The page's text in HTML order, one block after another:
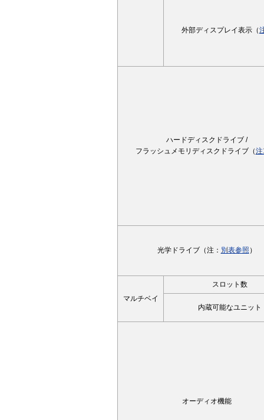
外部ディスプレイ表示（
ハードディスクドライブ /
フラッシュメモリディスクドライブ（
光学ドライブ（注： 別表参照 ）
マルチベイ
スロット数
内蔵可能なユニット
オーディオ機能